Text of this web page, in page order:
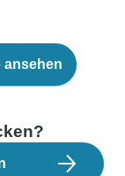
ansehen